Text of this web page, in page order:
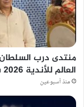
منتدى درب السلطان
العالم للأندية 2026 بمصر(فيديو)
منذ أسبوعين